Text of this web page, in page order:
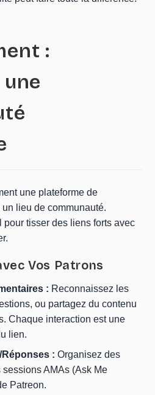
:
une plateforme de
lieu de communauté.
pour tisser des liens forts avec
Vos Patrons
: Reconnaissez les
ou partagez du contenu
Chaque interaction est une
lien.
: Organisez des
AMAs (Ask Me
Patreon.